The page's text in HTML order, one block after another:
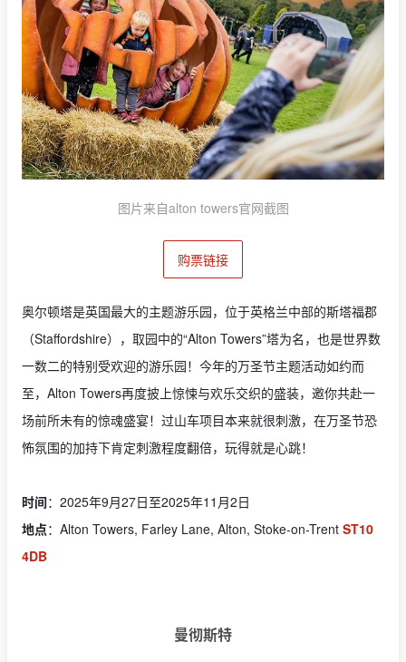
图片来自alton towers官网截图
购票链接
奥尔顿塔是英国最大的主题游乐园，位于英格兰中部的斯塔福郡
（Staffordshire），取园中的“Alton Towers”塔为名，也是世界数
一数二的特别受欢迎的游乐园！今年的万圣节主题活动如约而
至，Alton Towers再度披上惊悚与欢乐交织的盛装，邀你共赴一
场前所未有的惊魂盛宴！过山车项目本来就很刺激，在万圣节恐
怖氛围的加持下肯定刺激程度翻倍，玩得就是心跳！
时间：2025年9月27日至2025年11月2日
地点：Alton Towers, Farley Lane, Alton, Stoke-on-Trent ST10
4DB
曼彻斯特